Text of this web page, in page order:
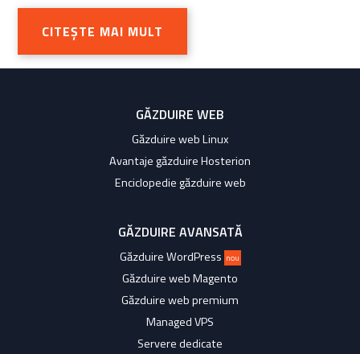
CITEȘTE MAI MULT
GĂZDUIRE WEB
Găzduire web Linux
Avantaje găzduire Hosterion
Enciclopedie găzduire web
GĂZDUIRE AVANSATĂ
Găzduire WordPress nou
Găzduire web Magento
Găzduire web premium
Managed VPS
Servere dedicate